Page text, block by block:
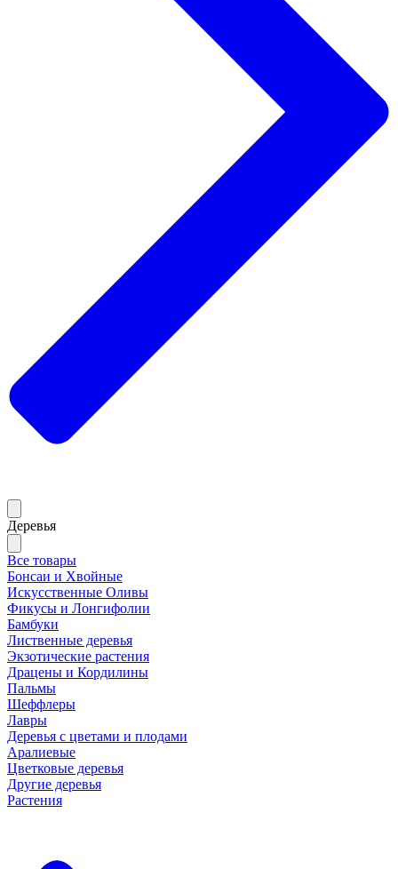
Деревья
Все товары
Бонсаи и Хвойные
Искусственные Оливы
Фикусы и Лонгифолии
Бамбуки
Лиственные деревья
Экзотические растения
Драцены и Кордилины
Пальмы
Шеффлеры
Лавры
Деревья с цветами и плодами
Аралиевые
Цветковые деревья
Другие деревья
Растения